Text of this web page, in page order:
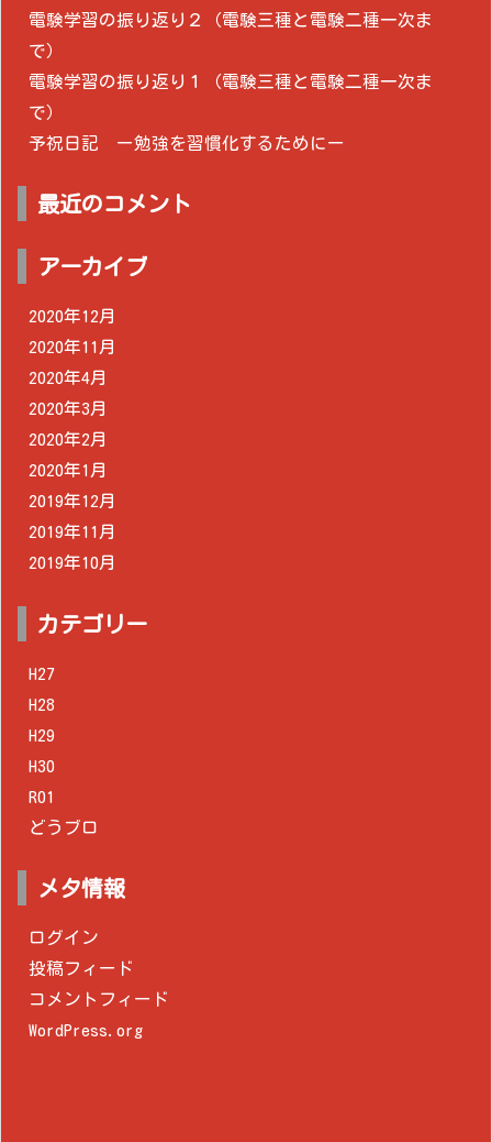
電験学習の振り返り２（電験三種と電験二種一次ま
で）
電験学習の振り返り１（電験三種と電験二種一次ま
で）
予祝日記 ー勉強を習慣化するためにー
最近のコメント
アーカイブ
2020年12月
2020年11月
2020年4月
2020年3月
2020年2月
2020年1月
2019年12月
2019年11月
2019年10月
カテゴリー
H27
H28
H29
H30
R01
どうブロ
メタ情報
ログイン
投稿フィード
コメントフィード
WordPress.org